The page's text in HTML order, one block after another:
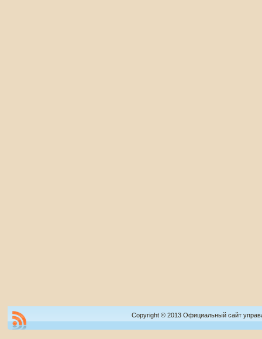
Copyright © 2013 Официальный сайт